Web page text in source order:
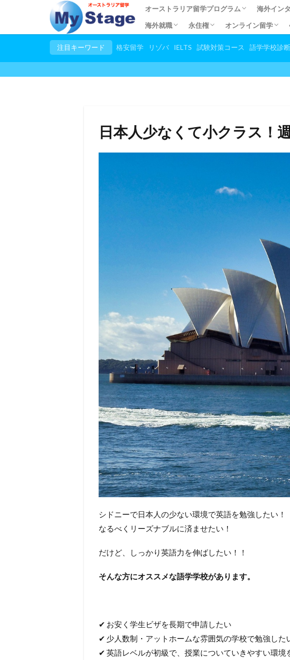
オーストラリア留学プログラム
都市別語学学校
語学留学
専門学校留学
短期語学留学
大学・大学院留学
小/中/高校留学
幼稚園留学
トビタテ留学JAPAN
親子留学
2カ国留学
他国の留学一覧
春休み夏休み大学生プログラム
試験対策コース
日本語教師養成講座
児童英語教師養成講座(TECSOL)
英語教師養成講座(TESOL)
お稽古留学
シニア留学
スタディーツアー
田舎ステイプログラム
海外イン
オースト
オース
有給イ
カナダ
オースト
オース
無給イ
海外就職
シンガポールで海外就職
応募条件
プログラムの流れ
永住権
住みやすい国No.1！で暮らす
永住権取得への道
申請手続きの流れ
留学して永住権が目指せる道
ビザ申請を依頼する利点
永住権にまつわるよくある質問
オンライン留学
コスト抑えて英語
しっかり英語力ア
お家でお手軽英語
注目キーワード 格安留学 リゾバ IELTS 試験対策コース 語学学校診
日本人少なくて小クラス！
シドニーで日本人の少ない環境で英語を勉強したい！
なるべくリーズナブルに済ませたい！
だけど、しっかり英語力を伸ばしたい！！
そんな方にオススメな語学学校があります。
✔ お安く学生ビザを長期で申請したい
✔ 少人数制・アットホームな雰囲気の学校で勉強した
✔ 英語レベルが初級で、授業についていきやすい環境